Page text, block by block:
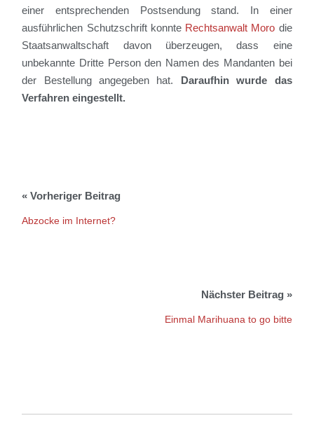
einer entsprechenden Postsendung stand. In einer
ausführlichen Schutzschrift konnte Rechtsanwalt Moro die
Staatsanwaltschaft davon überzeugen, dass eine
unbekannte Dritte Person den Namen des Mandanten bei
der Bestellung angegeben hat. Daraufhin wurde das
Verfahren eingestellt.
Abzocke im Internet?
Einmal Marihuana to go bitte